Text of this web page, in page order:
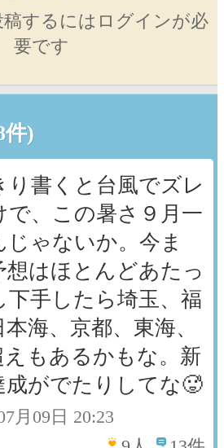
するにはログインが必
要です
件)
り書くと台風でズレ
で、この暑さ９月一
じゃないか。今ま
想はほとんどあたっ
下手したら埼玉、福
本海、京都、東海、
もあるかもな。新
成がでたりしてな🥵
月09日 20:23